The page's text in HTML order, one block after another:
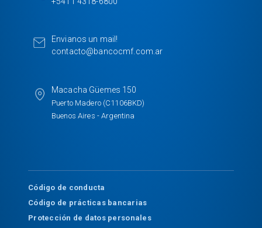
Envianos un mail!
contacto@bancocmf.com.ar
Macacha Güemes 150
Puerto Madero (C1106BKD)
Buenos Aires - Argentina
Código de conducta
Código de prácticas bancarias
Protección de datos personales